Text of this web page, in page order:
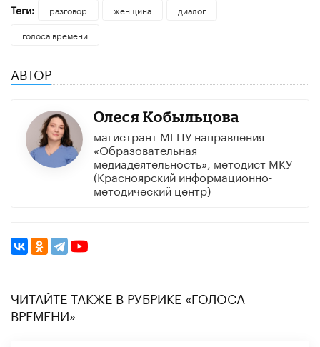
Теги: разговор женщина
диалог
голоса времени
АВТОР
Олеся Кобыльцова
магистрант МГПУ направления
«Образовательная
медиадеятельность», методист МКУ
(Красноярский информационно-
методический центр)
ЧИТАЙТЕ ТАКЖЕ В РУБРИКЕ «ГОЛОСА
ВРЕМЕНИ»